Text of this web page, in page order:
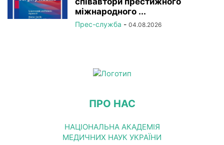
міжнародного ...
Прес-служба - 04.08.2026
ПРО НАС
НАЦІОНАЛЬНА АКАДЕМІЯ
МЕДИЧНИХ НАУК УКРАЇНИ